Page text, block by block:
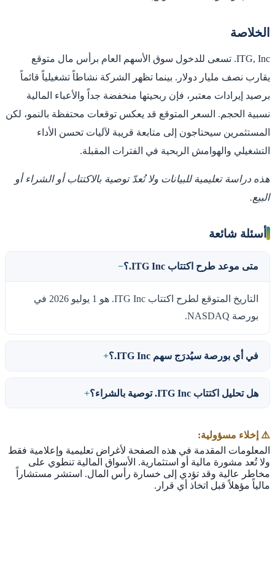
الخلاصة
ITG, Inc. تسعى للدخول سوق الأسهم العام برأس مال متوقع
يقارب نصف مليار دولار. بينما تظهر الشركة نشاطاً تشغيلياً قائماً
برصيد إيرادات معتبر، فإن ربحيتها منخفضة جداً والأعباء المالية
نسبية الحجم. السعر المتوقع قد يعكس توقعات محتفظة بالنمو، لكن
المستثمرين سيحتاجون إلى متابعة قريبة لآليات تحسن الأداء
التشغيلي والهوامش الربحية في الفترات المقبلة.
هذه دراسة تعليمية للبيانات ولا تُعدّ توصية بالاكتتاب أو الشراء أو
البيع.
أسئلة شائعة
متى موعد طرح اكتتاب ITG Inc.؟
التاريخ المتوقع لطرح اكتتاب ITG Inc. هو 1 يوليو 2026 في
بورصة NASDAQ.
في أي بورصة سيُدرَج سهم ITG Inc.؟
هل تحليل اكتتاب ITG Inc. توصية بالشراء؟
⚠️ إخلاء مسؤولية:
المعلومات المقدمة في هذه الصفحة لأغراض تعليمية وإعلامية فقط
ولا تُعد مشورة مالية أو استثمارية. الأسواق المالية تنطوي على
مخاطر عالية وقد تؤدي إلى خسارة رأس المال. استشر مستشاراً
مالياً مؤهلاً قبل اتخاذ أي قرار.